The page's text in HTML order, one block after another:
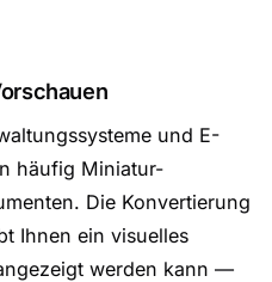
und E-
häufig Miniatur-
Die Konvertierung
Ihnen ein visuelles
werden kann —